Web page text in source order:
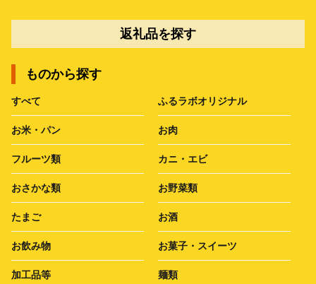
返礼品を探す
ものから探す
すべて ふるラボオリジナル
お米・パン お肉
フルーツ類 カニ・エビ
おさかな類 お野菜類
たまご お酒
お飲み物 お菓子・スイーツ
加工品等 麺類